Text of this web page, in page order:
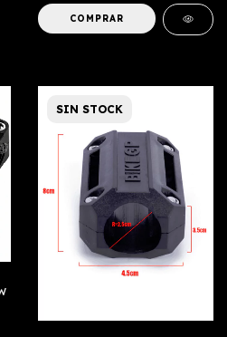
COMPRAR
SIN STOCK